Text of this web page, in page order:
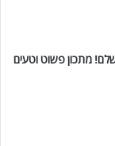
מתכון פשוט וטעים